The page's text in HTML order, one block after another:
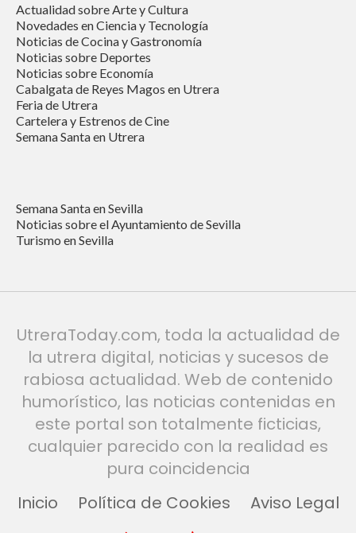
Actualidad sobre Arte y Cultura
Novedades en Ciencia y Tecnología
Noticias de Cocina y Gastronomía
Noticias sobre Deportes
Noticias sobre Economía
Cabalgata de Reyes Magos en Utrera
Feria de Utrera
Cartelera y Estrenos de Cine
Semana Santa en Utrera
Semana Santa en Sevilla
Noticias sobre el Ayuntamiento de Sevilla
Turismo en Sevilla
UtreraToday.com, toda la actualidad de
la utrera digital, noticias y sucesos de
rabiosa actualidad. Web de contenido
humorístico, las noticias contenidas en
este portal son totalmente ficticias,
cualquier parecido con la realidad es
pura coincidencia
Inicio
Política de Cookies Aviso Legal